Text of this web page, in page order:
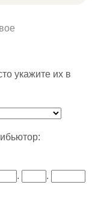
укажите их в
.
.